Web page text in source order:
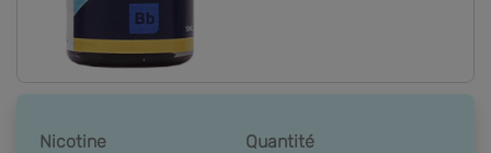
Nicotine Quantité